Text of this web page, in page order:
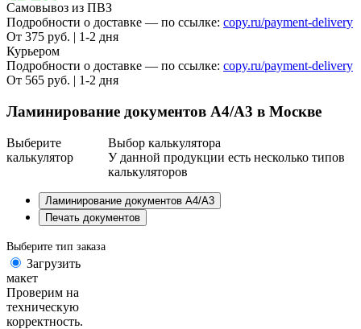
Самовывоз из ПВЗ
Подробности о доставке — по ссылке: copy.ru/payment-delivery
От 375 руб. | 1-2 дня
Курьером
Подробности о доставке — по ссылке: copy.ru/payment-delivery
От 565 руб. | 1-2 дня
Ламинирование документов А4/А3 в Москве
Выберите
калькулятор
Выбор калькулятора
У данной продукции есть несколько типов
калькуляторов
Ламинирование документов А4/А3
Печать документов
Выберите тип заказа
Загрузить
макет
Проверим на
техническую
корректность.